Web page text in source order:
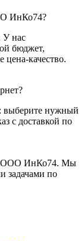
ИнКо74?
У нас
бюджет,
цена-качество.
выберите нужный
с доставкой по
ООО ИнКо74. Мы
задачами по